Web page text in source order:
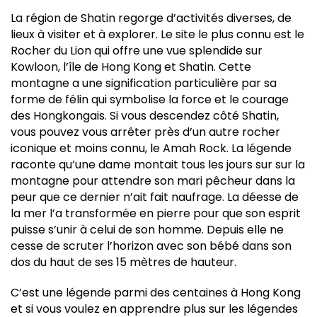
La région de Shatin regorge d’activités diverses, de
lieux à visiter et à explorer. Le site le plus connu est le
Rocher du Lion qui offre une vue splendide sur
Kowloon, l’île de Hong Kong et Shatin. Cette
montagne a une signification particulière par sa
forme de félin qui symbolise la force et le courage
des Hongkongais. Si vous descendez côté Shatin,
vous pouvez vous arrêter près d’un autre rocher
iconique et moins connu, le Amah Rock. La légende
raconte qu’une dame montait tous les jours sur sur la
montagne pour attendre son mari pêcheur dans la
peur que ce dernier n’ait fait naufrage. La déesse de
la mer l’a transformée en pierre pour que son esprit
puisse s’unir à celui de son homme. Depuis elle ne
cesse de scruter l’horizon avec son bébé dans son
dos du haut de ses 15 mètres de hauteur.
C’est une légende parmi des centaines à Hong Kong
et si vous voulez en apprendre plus sur les légendes